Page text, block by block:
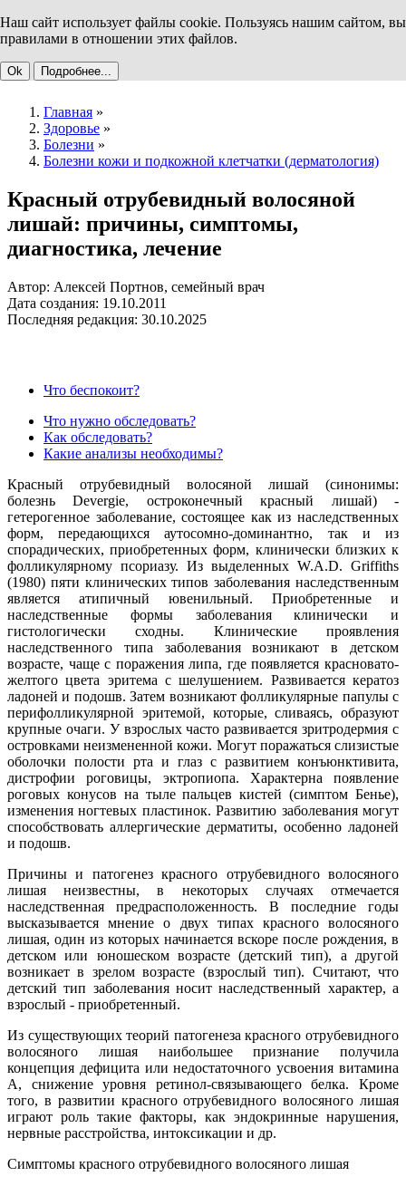
Наш сайт использует файлы cookie. Пользуясь нашим сайтом, вы
правилами в отношении этих файлов.
Ok Подробнее...
Главная »
Здоровье »
Болезни »
Болезни кожи и подкожной клетчатки (дерматология)
Красный отрубевидный волосяной
лишай: причины, симптомы,
диагностика, лечение
Автор: Алексей Портнов, семейный врач
Дата создания: 19.10.2011
Последняя редакция: 30.10.2025
Что беспокоит?
Что нужно обследовать?
Как обследовать?
Какие анализы необходимы?
Красный отрубевидный волосяной лишай (синонимы:
болезнь Devergie, остроконечный красный лишай) -
гетерогенное заболевание, состоящее как из наследственных
форм, передающихся аутосомно-доминантно, так и из
спорадических, приобретенных форм, клинически близких к
фолликулярному псориазу. Из выделенных W.A.D. Griffiths
(1980) пяти клинических типов заболевания наследственным
является атипичный ювенильный. Приобретенные и
наследственные формы заболевания клинически и
гистологически сходны. Клинические проявления
наследственного типа заболевания возникают в детском
возрасте, чаще с поражения липа, где появляется красновато-
желтого цвета эритема с шелушением. Развивается кератоз
ладоней и подошв. Затем возникают фолликулярные папулы с
перифолликулярной эритемой, которые, сливаясь, образуют
крупные очаги. У взрослых часто развивается зритродермия с
островками неизмененной кожи. Могут поражаться слизистые
оболочки полости рта и глаз с развитием конъюнктивита,
дистрофии роговицы, эктропиопа. Характерна появление
роговых конусов на тыле пальцев кистей (симптом Бенье),
изменения ногтевых пластинок. Развитию заболевания могут
способствовать аллергические дерматиты, особенно ладоней
и подошв.
Причины и патогенез красного отрубевидного волосяного
лишая неизвестны, в некоторых случаях отмечается
наследственная предрасположенность. В последние годы
высказывается мнение о двух типах красного волосяного
лишая, один из которых начинается вскоре после рождения, в
детском или юношеском возрасте (детский тип), а другой
возникает в зрелом возрасте (взрослый тип). Считают, что
детский тип заболевания носит наследственный характер, а
взрослый - приобретенный.
Из существующих теорий патогенеза красного отрубевидного
волосяного лишая наибольшее признание получила
концепция дефицита или недостаточного усвоения витамина
А, снижение уровня ретинол-связывающего белка. Кроме
того, в развитии красного отрубевидного волосяного лишая
играют роль такие факторы, как эндокринные нарушения,
нервные расстройства, интоксикации и др.
Симптомы красного отрубевидного волосяного лишая